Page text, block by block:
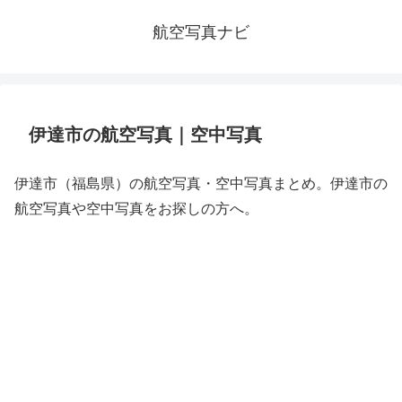
航空写真ナビ
伊達市の航空写真｜空中写真
伊達市（福島県）の航空写真・空中写真まとめ。伊達市の
航空写真や空中写真をお探しの方へ。